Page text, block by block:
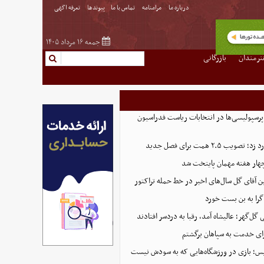
درباره ما مرامنامه تماس با ما پیوندها تعرفه اگهی
جمعه ۱۶ مرداد ۱۴۰۵
بازرگانی
در انتخابات ریاست فدراسیون
همت برای فصل جدید
هفته مهمان پایتخت شد
آقای گل سال‌های اخیر در خط حمله تراکتور
به بن بست خورد
عالیشاه آمد، رقبا به دردسر افتادند
خدمت به سپاهان برگشتم
بازی در ورزشگاه‌هایی که به سودش نیست